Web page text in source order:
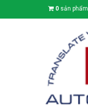
0 sản phẩm